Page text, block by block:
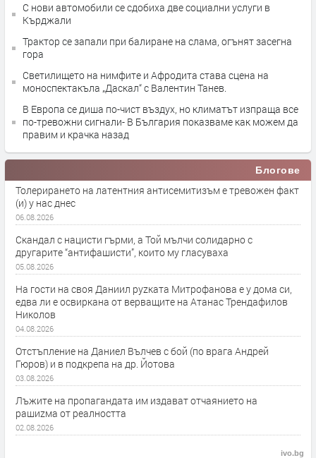
С нови автомобили се сдобиха две социални услуги в
Кърджали
Трактор се запали при балиране на слама, огънят засегна
гора
Светилището на нимфите и Афродита става сцена на
моноспектакъла „Даскал“ с Валентин Танев.
В Европа се диша по-чист въздух, но климатът изпраща все
по-тревожни сигнали- В България показваме как можем да
правим и крачка назад
Блогове
Толерирането на латентния антисемитизъм е тревожен факт
(и) у нас днес
06.08.2026
Скандал с нацисти гърми, а Той мълчи солидарно с
другарите “антифашисти”, които му гласуваха
05.08.2026
На гости на своя Даниил руzката Митрофанова е у дома си,
едва ли е освиркана от верващите на Атанас Трендафилов
Николов
04.08.2026
Отстъпление на Даниел Вълчев с бой (по врага Андрей
Гюров) и в подкрепа на др. Йотова
03.08.2026
Лъжите на пропагандата им издават отчаянието на
рашиzма от реалността
02.08.2026
ivo.bg